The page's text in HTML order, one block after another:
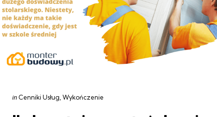
Categories
Posted
in Cenniki Usług Wykończenie